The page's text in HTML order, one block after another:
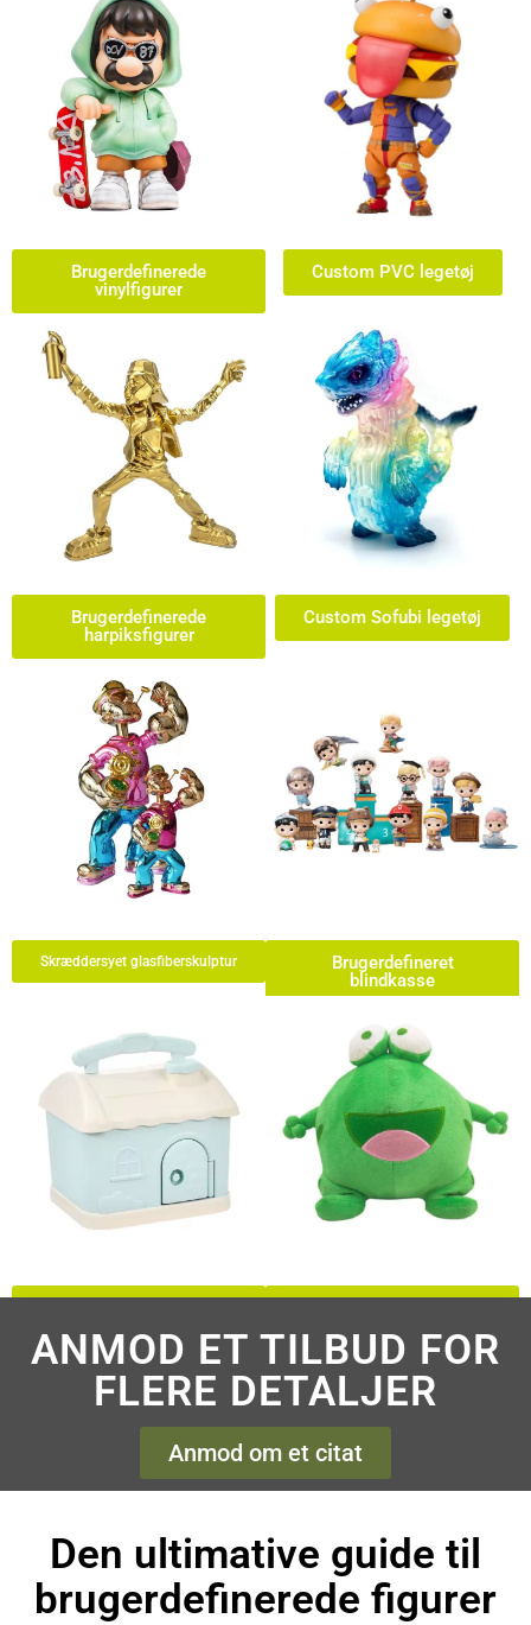
Brugerdefinerede
vinylfigurer
Custom PVC legetøj
Brugerdefinerede
harpiksfigurer
Custom Sofubi legetøj
Skræddersyet glasfiberskulptur
Brugerdefineret
blindkasse
ANMOD ET TILBUD FOR
FLERE DETALJER
Anmod om et citat
Den ultimative guide til
brugerdefinerede figurer